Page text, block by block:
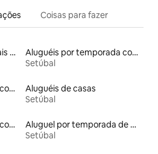
Coisas para fazer
Aluguéis de espaços ideais para famílias
Aluguéis por temporada com suítes privativas
Setúbal
Aluguéis por temporada com banheiro para PCD
Aluguéis de casas
Setúbal
Aluguéis por temporada com cama de altura acessível
Aluguel por temporada de microcasas
Setúbal